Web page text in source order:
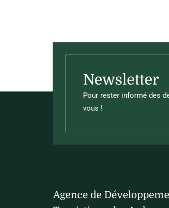
Newsletter
Pour rester informé des
vous !
Agence de